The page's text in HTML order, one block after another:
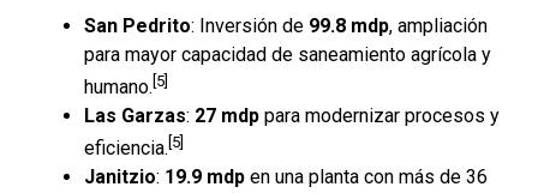
San Pedrito: Inversión de 99.8 mdp, ampliación
para mayor capacidad de saneamiento agrícola y
humano. [5]
Las Garzas: 27 mdp para modernizar procesos y
eficiencia. [5]
Janitzio: 19.9 mdp en una planta con más de 36